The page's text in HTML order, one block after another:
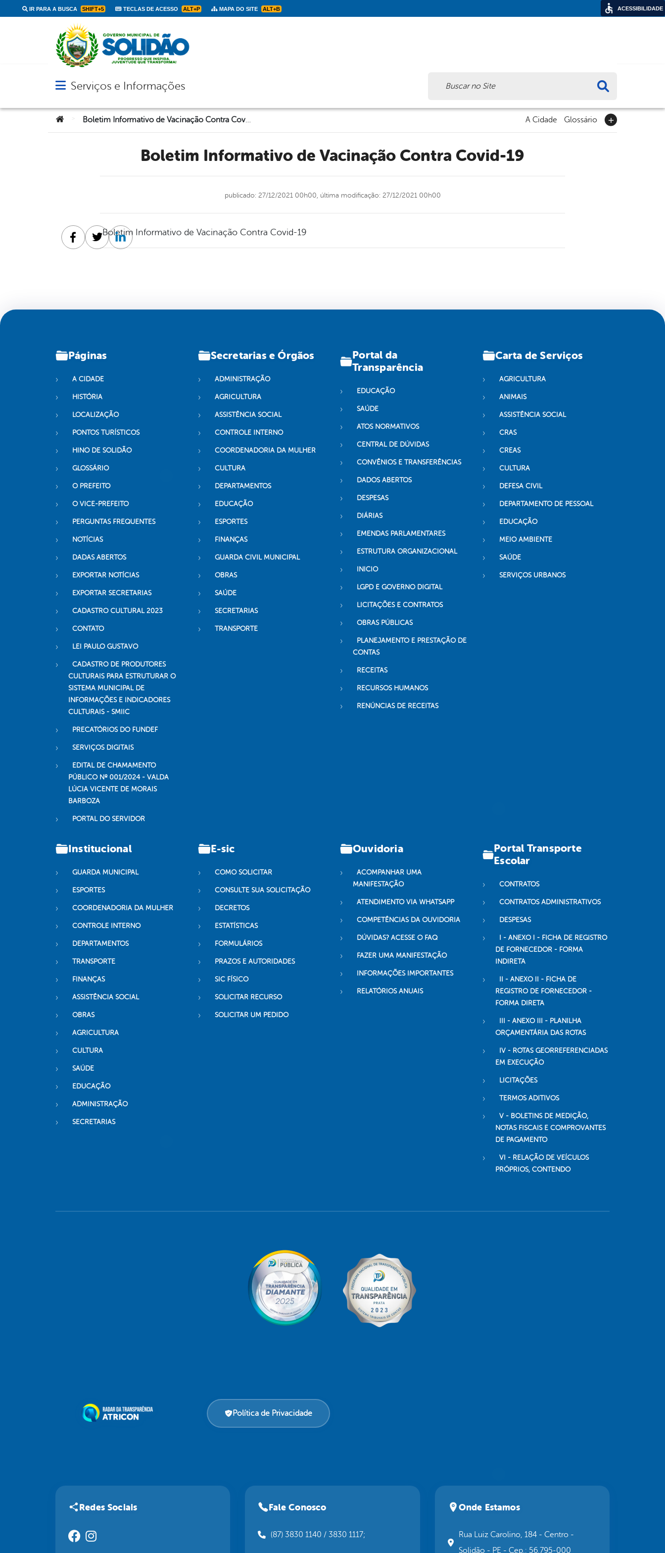
IR PARA A BUSCA SHIFT+5 TECLAS DE ACESSO ALT+P MAPA DO SITE ALT+B
Abrir menu principal de navegação
Serviços e Informações
Você está aqui: Boletim Informativo de Vacinação Contra Covid-19 A Cidade Glossário
Boletim Informativo de Vacinação Contra Covid-19
publicado: 27/12/2021 00h00, última modificação: 27/12/2021 00h00
Boletim Informativo de Vacinação Contra Covid-19
Facebook
TwitterLinkedin
Páginas
A CIDADE
HISTÓRIA
LOCALIZAÇÃO
PONTOS TURÍSTICOS
HINO DE SOLIDÃO
GLOSSÁRIO
O PREFEITO
O VICE-PREFEITO
PERGUNTAS FREQUENTES
NOTÍCIAS
DADAS ABERTOS
EXPORTAR NOTÍCIAS
EXPORTAR SECRETARIAS
CADASTRO CULTURAL 2023
CONTATO
LEI PAULO GUSTAVO
CADASTRO DE PRODUTORES
CULTURAIS PARA ESTRUTURAR O
SISTEMA MUNICIPAL DE
INFORMAÇÕES E INDICADORES
CULTURAIS - SMIIC
PRECATÓRIOS DO FUNDEF
SERVIÇOS DIGITAIS
EDITAL DE CHAMAMENTO
PÚBLICO Nº 001/2024 - VALDA
LÚCIA VICENTE DE MORAIS
BARBOZA
PORTAL DO SERVIDOR
Secretarias e Órgãos
ADMINISTRAÇÃO
AGRICULTURA
ASSISTÊNCIA SOCIAL
CONTROLE INTERNO
COORDENADORIA DA MULHER
CULTURA
DEPARTAMENTOS
EDUCAÇÃO
ESPORTES
FINANÇAS
GUARDA CIVIL MUNICIPAL
OBRAS
SAÚDE
SECRETARIAS
TRANSPORTE
Portal da
Transparência
EDUCAÇÃO
SAÚDE
ATOS NORMATIVOS
CENTRAL DE DÚVIDAS
CONVÊNIOS E TRANSFERÊNCIAS
DADOS ABERTOS
DESPESAS
DIÁRIAS
EMENDAS PARLAMENTARES
ESTRUTURA ORGANIZACIONAL
INICIO
LGPD E GOVERNO DIGITAL
LICITAÇÕES E CONTRATOS
OBRAS PÚBLICAS
PLANEJAMENTO E PRESTAÇÃO DE
CONTAS
RECEITAS
RECURSOS HUMANOS
RENÚNCIAS DE RECEITAS
Carta de Serviços
AGRICULTURA
ANIMAIS
ASSISTÊNCIA SOCIAL
CRAS
CREAS
CULTURA
DEFESA CIVIL
DEPARTAMENTO DE PESSOAL
EDUCAÇÃO
MEIO AMBIENTE
SAÚDE
SERVIÇOS URBANOS
Institucional
GUARDA MUNICIPAL
ESPORTES
COORDENADORIA DA MULHER
CONTROLE INTERNO
DEPARTAMENTOS
TRANSPORTE
FINANÇAS
ASSISTÊNCIA SOCIAL
OBRAS
AGRICULTURA
CULTURA
SAÚDE
EDUCAÇÃO
ADMINISTRAÇÃO
SECRETARIAS
E-sic
COMO SOLICITAR
CONSULTE SUA SOLICITAÇÃO
DECRETOS
ESTATÍSTICAS
FORMULÁRIOS
PRAZOS E AUTORIDADES
SIC FÍSICO
SOLICITAR RECURSO
SOLICITAR UM PEDIDO
Ouvidoria
ACOMPANHAR UMA
MANIFESTAÇÃO
ATENDIMENTO VIA WHATSAPP
COMPETÊNCIAS DA OUVIDORIA
DÚVIDAS? ACESSE O FAQ
FAZER UMA MANIFESTAÇÃO
INFORMAÇÕES IMPORTANTES
RELATÓRIOS ANUAIS
Portal Transporte
Escolar
CONTRATOS
CONTRATOS ADMINISTRATIVOS
DESPESAS
I - ANEXO I - FICHA DE REGISTRO
DE FORNECEDOR - FORMA
INDIRETA
II - ANEXO II - FICHA DE
REGISTRO DE FORNECEDOR -
FORMA DIRETA
III - ANEXO III - PLANILHA
ORÇAMENTÁRIA DAS ROTAS
IV - ROTAS GEORREFERENCIADAS
EM EXECUÇÃO
LICITAÇÕES
TERMOS ADITIVOS
V - BOLETINS DE MEDIÇÃO,
NOTAS FISCAIS E COMPROVANTES
DE PAGAMENTO
VI - RELAÇÃO DE VEÍCULOS
PRÓPRIOS, CONTENDO
Política de Privacidade
Redes Sociais Fale Conosco
(87) 3830 1140 / 3830 1117;
Onde Estamos
Rua Luiz Carolino, 184 - Centro -
Solidão - PE - Cep.: 56.795-000
ACESSIBILIDADE